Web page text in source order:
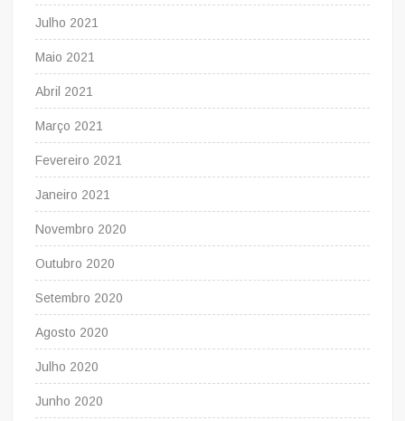
Julho 2021
Maio 2021
Abril 2021
Março 2021
Fevereiro 2021
Janeiro 2021
Novembro 2020
Outubro 2020
Setembro 2020
Agosto 2020
Julho 2020
Junho 2020